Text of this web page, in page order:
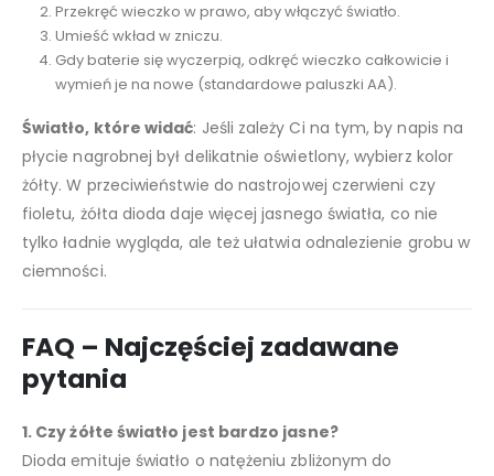
Przekręć wieczko w prawo, aby włączyć światło.
Umieść wkład w zniczu.
Gdy baterie się wyczerpią, odkręć wieczko całkowicie i
wymień je na nowe (standardowe paluszki AA).
Światło, które widać: Jeśli zależy Ci na tym, by napis na
płycie nagrobnej był delikatnie oświetlony, wybierz kolor
żółty. W przeciwieństwie do nastrojowej czerwieni czy
fioletu, żółta dioda daje więcej jasnego światła, co nie
tylko ładnie wygląda, ale też ułatwia odnalezienie grobu w
ciemności.
FAQ – Najczęściej zadawane
pytania
1. Czy żółte światło jest bardzo jasne?
Dioda emituje światło o natężeniu zbliżonym do